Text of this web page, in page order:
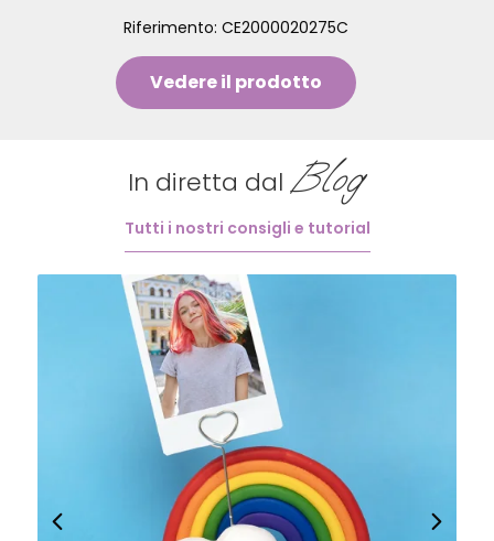
Riferimento: CE2000020275C
Vedere il prodotto
In diretta dal Blog
Tutti i nostri consigli e tutorial